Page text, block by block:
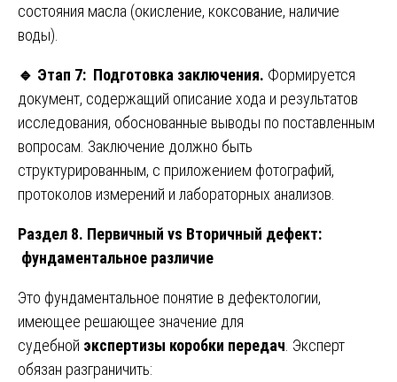
состояния масла (окисление, коксование, наличие
воды).
🔹 Этап 7: Подготовка заключения. Формируется
документ, содержащий описание хода и результатов
исследования, обоснованные выводы по поставленным
вопросам. Заключение должно быть
структурированным, с приложением фотографий,
протоколов измерений и лабораторных анализов.
Раздел 8. Первичный vs Вторичный дефект:
фундаментальное различие
Это фундаментальное понятие в дефектологии,
имеющее решающее значение для
судебной экспертизы коробки передач . Эксперт
обязан разграничить: